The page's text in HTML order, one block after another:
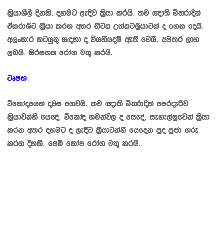
කි‍්‍රයාශීලී දිනකි. දහමට ලැදිව කි‍්‍රයා කරයි. තම ඥාති මිත‍්‍රාදීන්
ඒකරාශීව කි‍්‍රයා කරන අතර නිවස උත්සවශී‍්‍රයාවක් ද ගෙන දෙයි.
අලංකාර කටයුතු සඳහා ද වියහියදම් ඇති වෙයි. අමතර ලාභ
ලබයි. සිරසගත රෝග මතු කරයි.
වෘෂභ
විනෝදයෙන් දවස ගෙවයි. තම ඥාති මිත‍්‍රාදීන් පෙරදැරිව
කි‍්‍රයාවන්හි යෙදේ. විනෝද ගමන්වල ද යෙදේ. සැහැල්ලූවෙන් කි‍්‍රයා
කරන අතර දහමට ද ලැදිව කි‍්‍රයාවන්හි යෙදෙන පුද පූජා ගරු
කරන දිනකි. සෙම් කෝප රෝග මතු කරයි.